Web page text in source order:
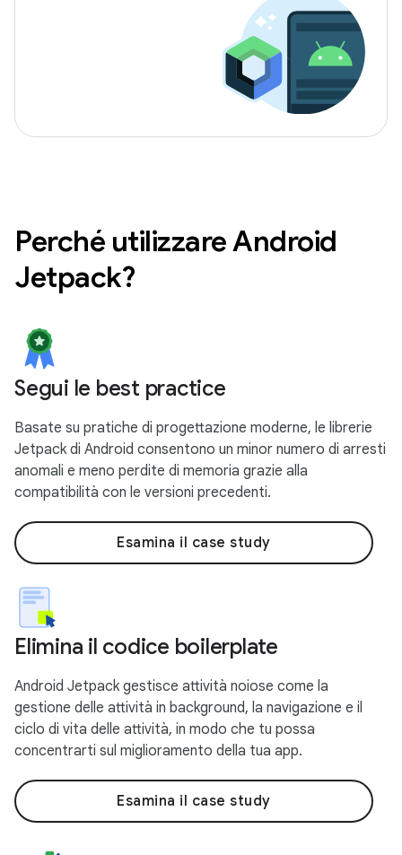
Perché utilizzare Android
Jetpack?
Segui le best practice
Basate su pratiche di progettazione moderne, le librerie
Jetpack di Android consentono un minor numero di arresti
anomali e meno perdite di memoria grazie alla
compatibilità con le versioni precedenti.
Esamina il case study
Elimina il codice boilerplate
Android Jetpack gestisce attività noiose come la
gestione delle attività in background, la navigazione e il
ciclo di vita delle attività, in modo che tu possa
concentrarti sul miglioramento della tua app.
Esamina il case study